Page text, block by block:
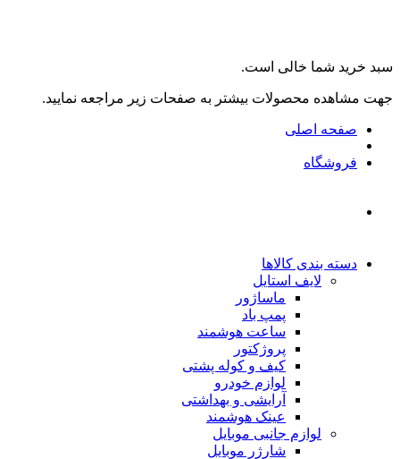
سبد خرید شما خالی است.
جهت مشاهده محصولات بیشتر به صفحات زیر مراجعه نمایید.
صفحه اصلی
فروشگاه
دسته بندی کالاها
لایف استایل
ماساژور
پمپ باد
ساعت هوشمند
پروژکتور
کیف و کوله پشتی
لوازم خودرو
آرایشی و بهداشتی
عینک هوشمند
لوازم جانبی موبایل
شارژر موبایل